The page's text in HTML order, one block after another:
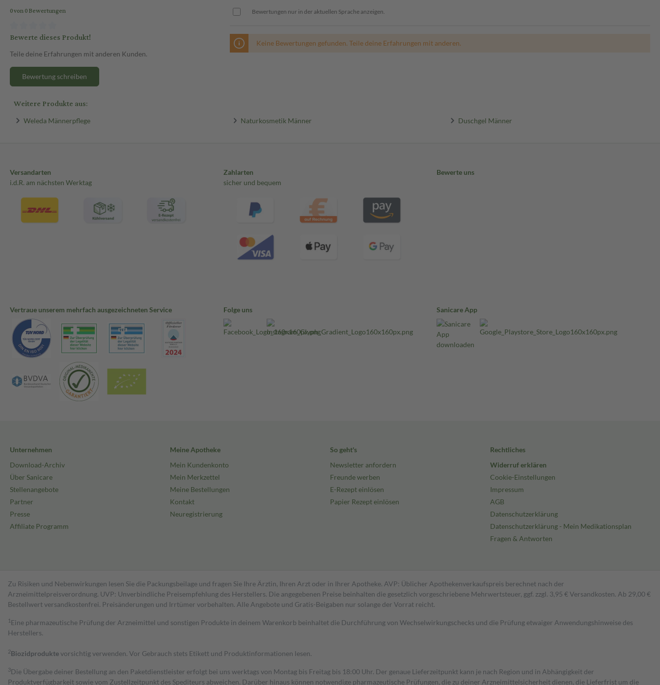
0 von 0 Bewertungen
Bewerte dieses Produkt!
Teile deine Erfahrungen mit anderen Kunden.
Bewertung schreiben
Bewertungen nur in der aktuellen Sprache anzeigen.
Keine Bewertungen gefunden. Teile deine Erfahrungen mit anderen.
Weitere Produkte aus:
Weleda Männerpflege Naturkosmetik Männer Duschgel Männer
Versandarten
i.d.R. am nächsten Werktag
Zahlarten
sicher und bequem
Bewerte uns
Vertraue unserem mehrfach ausgezeichneten Service Folge uns Sanicare App
Unternehmen
Download-Archiv
Über Sanicare
Stellenangebote
Partner
Presse
Affiliate Programm
Meine Apotheke
Mein Kundenkonto
Mein Merkzettel
Meine Bestellungen
Kontakt
Neuregistrierung
So geht's
Newsletter anfordern
Freunde werben
E-Rezept einlösen
Papier Rezept einlösen
Rechtliches
Widerruf erklären
Cookie-Einstellungen
Impressum
AGB
Datenschutzerklärung
Datenschutzerklärung - Mein Medikationsplan
Fragen & Antworten
Zu Risiken und Nebenwirkungen lesen Sie die Packungsbeilage und fragen Sie Ihre Ärztin, Ihren Arzt oder in Ihrer Apotheke. AVP: Üblicher Apothekenverkaufspreis berechnet nach der
Arzneimittelpreisverordnung. UVP: Unverbindliche Preisempfehlung des Herstellers. Die angegebenen Preise beinhalten die gesetzlich vorgeschriebene Mehrwertsteuer, ggf. zzgl. 3,95 € Versandkosten. Ab 29,00 €
Bestell­wert versand­kosten­frei. Preisänderungen und Irrtümer vorbehalten. Alle Angebote und Gratis-Beigaben nur solange der Vorrat reicht.
1 Eine pharmazeutische Prüfung der Arzneimittel und sonstigen Produkte in deinem Warenkorb beinhaltet die Durchführung von Wechselwirkungschecks und die Prüfung etwaiger Anwendungshinweise des
Herstellers.
2Biozidproduktevorsichtig verwenden. Vor Gebrauch stets Etikett und Produktinformationen lesen.
3Die Übergabe deiner Bestellung an den Paketdienstleister erfolgt bei uns werktags von Montag bis Freitag bis 18:00 Uhr. Der genaue Lieferzeitpunkt kann je nach Region und in Abhängigkeit der
Produktverfügbarkeit sowie vom Zustellzeitpunkt des Spediteurs abweichen. Darüber hinaus können notwendige pharmazeutische Prüfungen, die zu deiner Arzneimittelsicherheit dienen, die Lieferfrist um die